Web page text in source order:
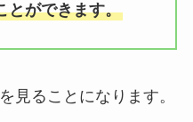
とができます。
見ることになります。